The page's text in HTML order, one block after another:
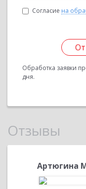
Согласие на
Обработка заявки
дня.
Отзывы
Артюгина